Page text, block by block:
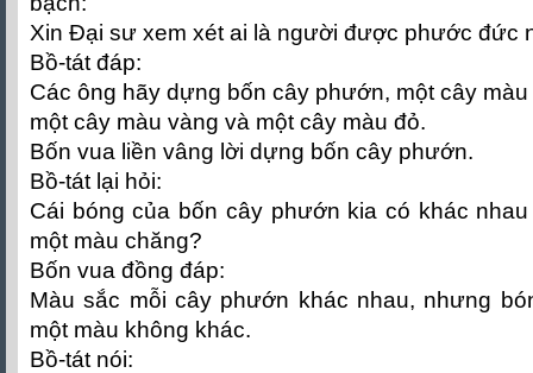
Xin Đại sư xem xét ai là người được phước đức
Bồ-tát đáp:
Các ông hãy dựng bốn cây phướn, một cây
một cây màu vàng và một cây màu đỏ.
Bốn vua liền vâng lời dựng bốn cây phướn.
Bồ-tát lại hỏi:
Cái bóng của bốn cây phướn kia có khác
một màu chăng?
Bốn vua đồng đáp:
Màu sắc mỗi cây phướn khác nhau, nhưng
một màu không khác.
Bồ-tát nói: